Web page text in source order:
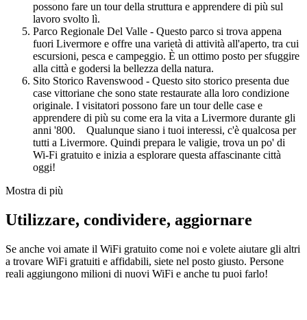
possono fare un tour della struttura e apprendere di più sul
lavoro svolto lì.
Parco Regionale Del Valle - Questo parco si trova appena
fuori Livermore e offre una varietà di attività all'aperto, tra cui
escursioni, pesca e campeggio. È un ottimo posto per sfuggire
alla città e godersi la bellezza della natura.
Sito Storico Ravenswood - Questo sito storico presenta due
case vittoriane che sono state restaurate alla loro condizione
originale. I visitatori possono fare un tour delle case e
apprendere di più su come era la vita a Livermore durante gli
anni '800. Qualunque siano i tuoi interessi, c'è qualcosa per
tutti a Livermore. Quindi prepara le valigie, trova un po' di
Wi-Fi gratuito e inizia a esplorare questa affascinante città
oggi!
Mostra di più
Utilizzare, condividere, aggiornare
Se anche voi amate il WiFi gratuito come noi e volete aiutare gli altri
a trovare WiFi gratuiti e affidabili, siete nel posto giusto. Persone
reali aggiungono milioni di nuovi WiFi e anche tu puoi farlo!